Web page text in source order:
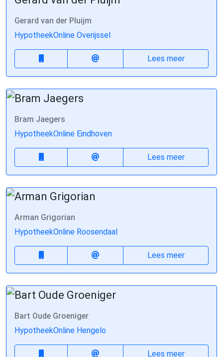
Gerard van der Pluijm
HypotheekOnline Overijssel
Lees meer
Bram Jaegers
HypotheekOnline Eindhoven
Lees meer
Arman Grigorian
HypotheekOnline Roosendaal
Lees meer
Bart Oude Groeniger
HypotheekOnline Hengelo
Lees meer